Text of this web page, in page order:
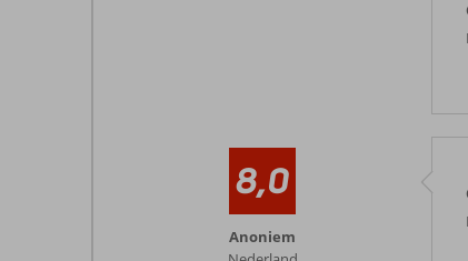
8,0
Anoniem